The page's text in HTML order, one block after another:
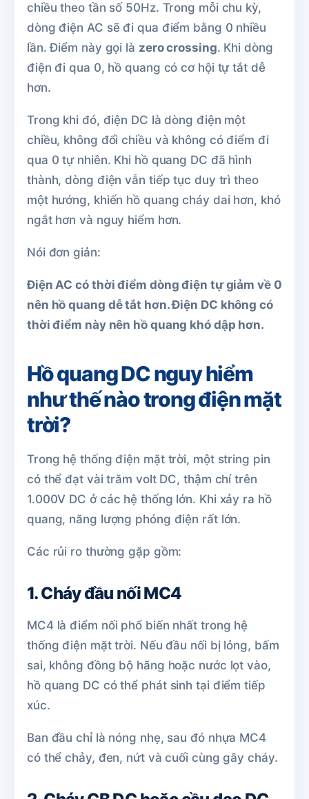
chiều theo tần số 50Hz. Trong mỗi chu kỳ,
dòng điện AC sẽ đi qua điểm bằng 0 nhiều
lần. Điểm này gọi là zero crossing. Khi dòng
điện đi qua 0, hồ quang có cơ hội tự tắt dễ
hơn.
Trong khi đó, điện DC là dòng điện một
chiều, không đổi chiều và không có điểm đi
qua 0 tự nhiên. Khi hồ quang DC đã hình
thành, dòng điện vẫn tiếp tục duy trì theo
một hướng, khiến hồ quang cháy dai hơn, khó
ngắt hơn và nguy hiểm hơn.
Nói đơn giản:
Điện AC có thời điểm dòng điện tự giảm về 0
nên hồ quang dễ tắt hơn. Điện DC không có
thời điểm này nên hồ quang khó dập hơn.
Hồ quang DC nguy hiểm
như thế nào trong điện mặt
trời?
Trong hệ thống điện mặt trời, một string pin
có thể đạt vài trăm volt DC, thậm chí trên
1.000V DC ở các hệ thống lớn. Khi xảy ra hồ
quang, năng lượng phóng điện rất lớn.
Các rủi ro thường gặp gồm:
1. Cháy đầu nối MC4
MC4 là điểm nối phổ biến nhất trong hệ
thống điện mặt trời. Nếu đầu nối bị lỏng, bấm
sai, không đồng bộ hãng hoặc nước lọt vào,
hồ quang DC có thể phát sinh tại điểm tiếp
xúc.
Ban đầu chỉ là nóng nhẹ, sau đó nhựa MC4
có thể chảy, đen, nứt và cuối cùng gây cháy.